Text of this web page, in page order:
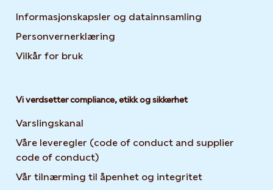
Informasjonskapsler og datainnsamling
Personvernerklæring
Vilkår for bruk
Vi verdsetter compliance, etikk og sikkerhet
Varslingskanal
Våre leveregler (code of conduct and supplier
code of conduct)
Vår tilnærming til åpenhet og integritet